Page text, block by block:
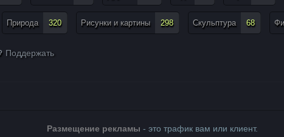
Природа 320 Рисунки и картины 298 Скульптура 68
Поддержать
Размещение рекламы - это трафик вам или клиент.